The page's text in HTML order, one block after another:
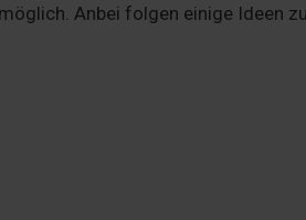
Anbei folgen einige Ideen